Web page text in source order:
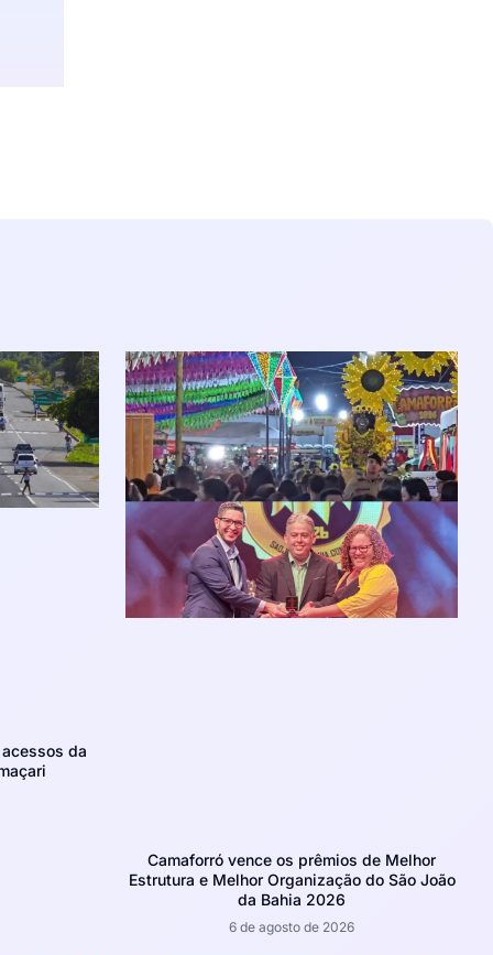
da
Camaforró vence os prêmios de Melhor
Estrutura e Melhor Organização do São João
da Bahia 2026
6 de agosto de 2026